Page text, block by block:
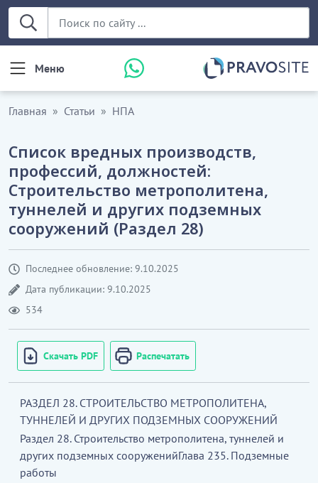
Меню
Главная Статьи НПА
Список вредных производств,
профессий, должностей:
Строительство метрополитена,
туннелей и других подземных
сооружений (Раздел 28)
Последнее обновление: 9.10.2025
Дата публикации: 9.10.2025
534
Скачать PDF Распечатать
РАЗДЕЛ 28. СТРОИТЕЛЬСТВО МЕТРОПОЛИТЕНА,
ТУННЕЛЕЙ И ДРУГИХ ПОДЗЕМНЫХ СООРУЖЕНИЙ
Раздел 28. Строительство метрополитена, туннелей и
других подземных сооруженийГлава 235. Подземные
работы